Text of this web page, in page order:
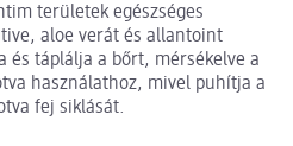
területek egészséges
aloe verát és allantoint
táplálja a bőrt, mérsékelve a
használathoz, mivel puhítja a
fej siklását.